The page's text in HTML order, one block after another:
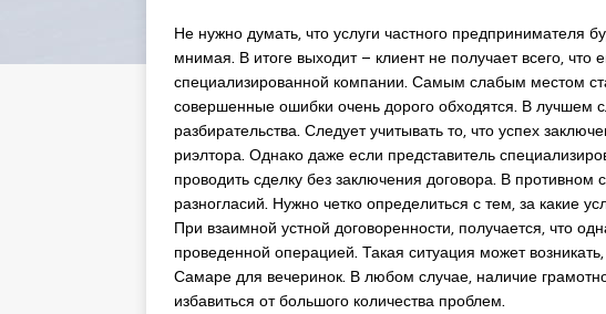
Не нужно думать, что услуги частного предпринимателя
мнимая. В итоге выходит – клиент не получает всего, что
специализированной компании. Самым слабым местом
совершенные ошибки очень дорого обходятся. В лучшем
разбирательства. Следует учитывать то, что успех
риэлтора. Однако даже если представитель
проводить сделку без заключения договора. В противном
разногласий. Нужно четко определиться с тем, за какие
При взаимной устной договоренности, получается, что
проведенной операцией. Такая ситуация может
Самаре для вечеринок. В любом случае, наличие
избавиться от большого количества проблем.